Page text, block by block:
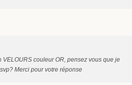
couleur OR, pensez vous que je
Merci pour votre réponse